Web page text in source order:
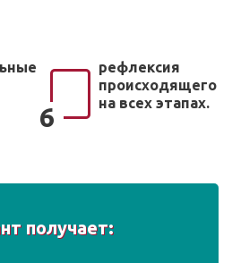
6
рефлексия
происходящего
на всех этапах.
получает: